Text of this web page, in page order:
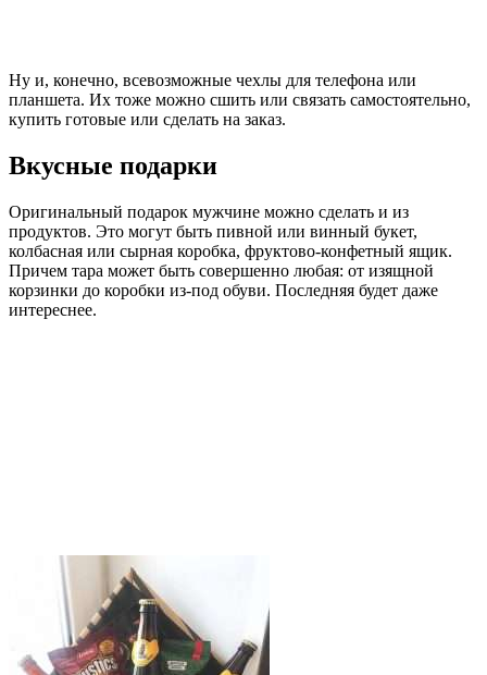
Ну и, конечно, всевозможные чехлы для телефона или
планшета. Их тоже можно сшить или связать самостоятельно,
купить готовые или сделать на заказ.
Вкусные подарки
Оригинальный подарок мужчине можно сделать и из
продуктов. Это могут быть пивной или винный букет,
колбасная или сырная коробка, фруктово-конфетный ящик.
Причем тара может быть совершенно любая: от изящной
корзинки до коробки из-под обуви. Последняя будет даже
интереснее.